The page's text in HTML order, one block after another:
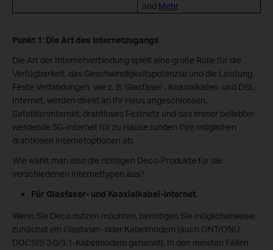
and Mehr
Punkt 1: Die Art des Internetzugangs
Die Art der Internetverbindung spielt eine große Rolle für die
Verfügbarkeit, das Geschwindigkeitspotenzial und die Leistung.
Feste Verbindungen, wie z. B. Glasfaser-, Koaxialkabel- und DSL-
Internet, werden direkt an Ihr Haus angeschlossen.
Satelliteninternet, drahtloses Festnetz und das immer beliebter
werdende 5G-Internet für zu Hause runden Ihre möglichen
drahtlosen Internetoptionen ab.
Wie wählt man also die richtigen Deco-Produkte für die
verschiedenen Internettypen aus?
Für Glasfaser- und Koaxialkabel-Internet.
Wenn Sie Deco nutzen möchten, benötigen Sie möglicherweise
zunächst ein Glasfaser- oder Kabelmodem (auch ONT/ONU,
DOCSIS 3.0/3.1-Kabelmodem genannt). In den meisten Fällen